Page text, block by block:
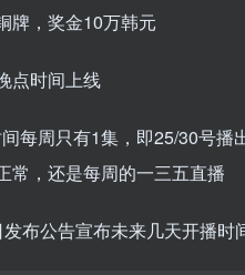
牌，奖金10万韩元
点时间上线
每周只有1集，即25/30号播
常，还是每周的一三五直播
布公告宣布未来几天开播时